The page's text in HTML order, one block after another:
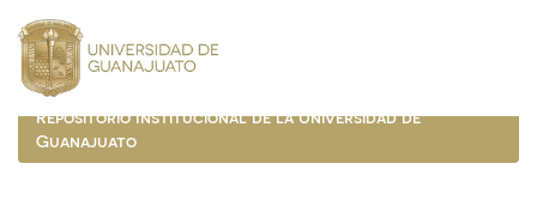
navigation
Repositorio Institucional de la Universidad de
Guanajuato